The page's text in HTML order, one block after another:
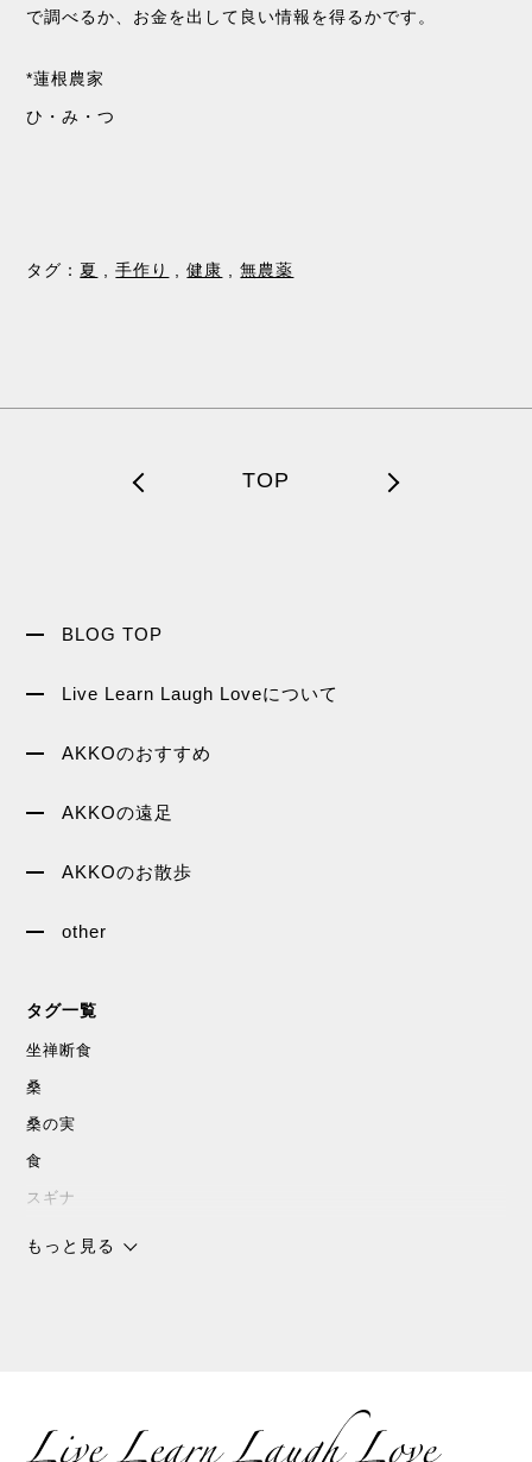
で調べるか、お金を出して良い情報を得るかです。
*蓮根農家
ひ・み・つ
タグ： 夏 ,手作り ,健康 ,無農薬
TOP
BLOG TOP
Live Learn Laugh Loveについて
AKKOのおすすめ
AKKOの遠足
AKKOのお散歩
other
タグ一覧
坐禅断食
桑
桑の実
食
スギナ
沖縄
花森安治
もっと見る